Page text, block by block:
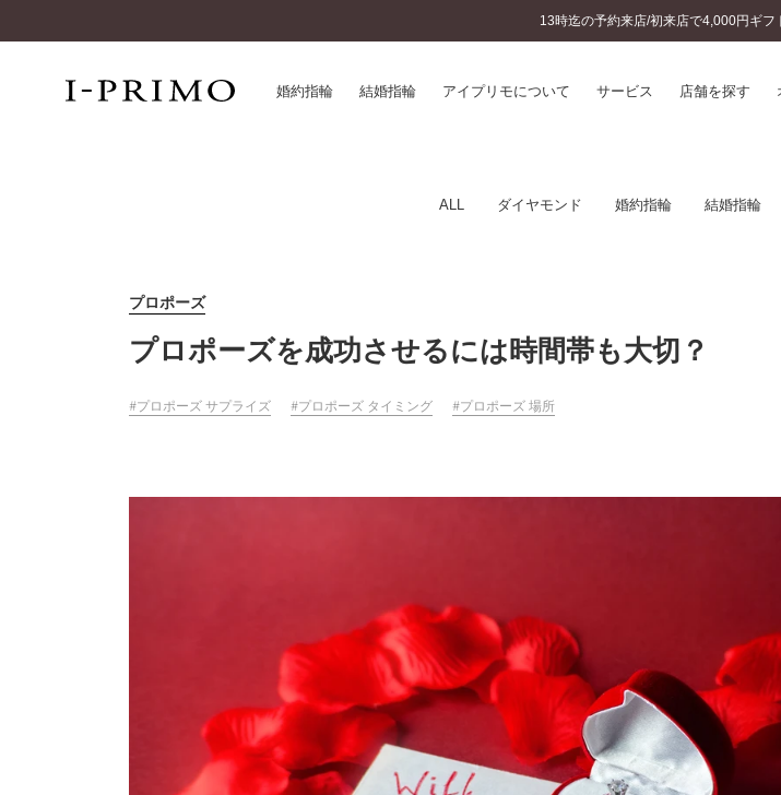
13時迄の予約来店/初来店で4,000円ギ
婚約指輪 結婚指輪 アイプリモについて サービス 店舗を探す
アニバーサリージュエリー一覧
コレクション
パーフェクトプロポーズリング®
スワハ
プレミオン
アイプリモについて
近くに店舗がある
サービス
プロミスダイヤモンド&バースストー
プロポーズサポート
ショップ
店舗一覧
ご来店予約について
婚約
ALL ダイヤモンド 婚約指輪 結婚指輪
プロポーズ
プロポーズを成功させるには時間帯も大切？
プロポーズ サプライズ プロポーズ タイミング プロポーズ 場所